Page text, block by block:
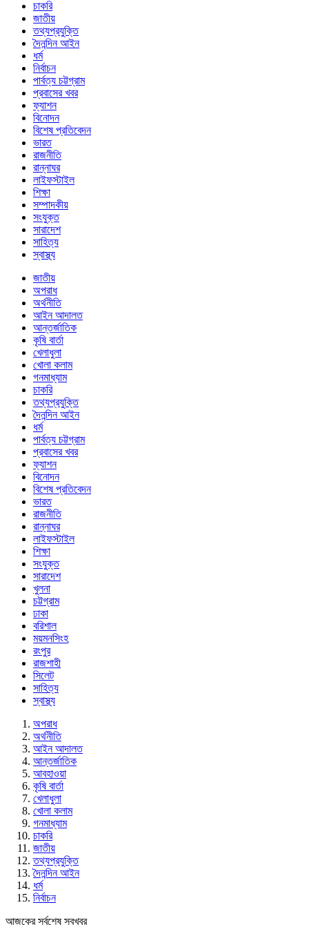
চাকরি
জাতীয়
তথ্যপ্রযুক্তি
দৈনন্দিন আইন
ধর্ম
নির্বাচন
পার্বত্য চট্টগ্রাম
প্রবাসের খবর
ফ্যাশন
বিনোদন
বিশেষ প্রতিবেদন
ভারত
রাজনীতি
রান্নাঘর
লাইফস্টাইল
শিক্ষা
সম্পাদকীয়
সংযুক্ত
সারাদেশ
সাহিত্য
স্বাস্থ্য
জাতীয়
অপরাধ
অর্থনীতি
আইন আদালত
আন্তর্জাতিক
কৃষি বার্তা
খেলাধুলা
খোলা কলাম
গনমাধ্যাম
চাকরি
তথ্যপ্রযুক্তি
দৈনন্দিন আইন
ধর্ম
পার্বত্য চট্টগ্রাম
প্রবাসের খবর
ফ্যাশন
বিনোদন
বিশেষ প্রতিবেদন
ভারত
রাজনীতি
রান্নাঘর
লাইফস্টাইল
শিক্ষা
সংযুক্ত
সারাদেশ
খুলনা
চট্টগ্রাম
ঢাকা
বরিশাল
ময়মনসিংহ
রংপুর
রাজশাহী
সিলেট
সাহিত্য
স্বাস্থ্য
অপরাধ
অর্থনীতি
আইন আদালত
আন্তর্জাতিক
আবহাওয়া
কৃষি বার্তা
খেলাধুলা
খোলা কলাম
গনমাধ্যাম
চাকরি
জাতীয়
তথ্যপ্রযুক্তি
দৈনন্দিন আইন
ধর্ম
নির্বাচন
আজকের সর্বশেষ সবখবর